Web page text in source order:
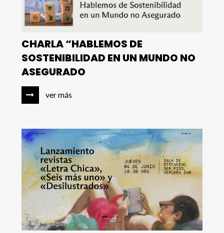
CHARLA “HABLEMOS DE
SOSTENIBILIDAD EN UN MUNDO NO
ASEGURADO
ver más